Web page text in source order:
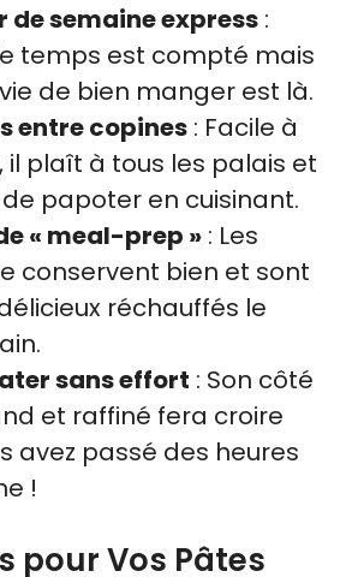
de semaine express :
temps est compté mais
de bien manger est là.
entre copines : Facile à
il plaît à tous les palais et
papoter en cuisinant.
« meal-prep » : Les
conservent bien et sont
réchauffés le
sans effort : Son côté
et raffiné fera croire
avez passé des heures
!
pour Vos Pâtes